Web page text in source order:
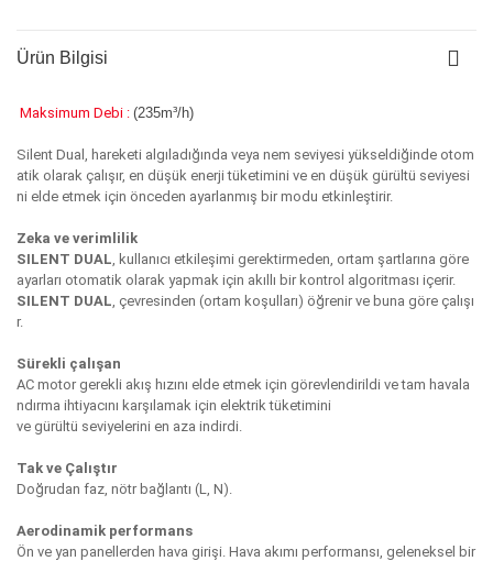
Ürün Bilgisi
Maksimum Debi : (235m³/h)
Silent Dual, hareketi algıladığında veya nem seviyesi yükseldiğinde otom
atik olarak çalışır, en düşük enerji tüketimini ve en düşük gürültü seviyesi
ni elde etmek için önceden ayarlanmış bir modu etkinleştirir.
Zeka ve verimlilik
SILENT DUAL, kullanıcı etkileşimi gerektirmeden, ortam şartlarına göre
ayarları otomatik olarak yapmak için akıllı bir kontrol algoritması içerir.
SILENT DUAL, çevresinden (ortam koşulları) öğrenir ve buna göre çalışı
r.
Sürekli çalışan
AC motor gerekli akış hızını elde etmek için görevlendirildi ve tam havala
ndırma ihtiyacını karşılamak için elektrik tüketimini
ve gürültü seviyelerini en aza indirdi.
Tak ve Çalıştır
Doğrudan faz, nötr bağlantı (L, N).
Aerodinamik performans
Ön ve yan panellerden hava girişi. Hava akımı performansı, geleneksel bir